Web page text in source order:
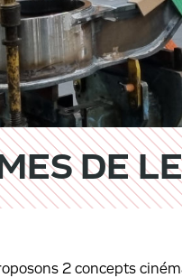
DE
2 concepts